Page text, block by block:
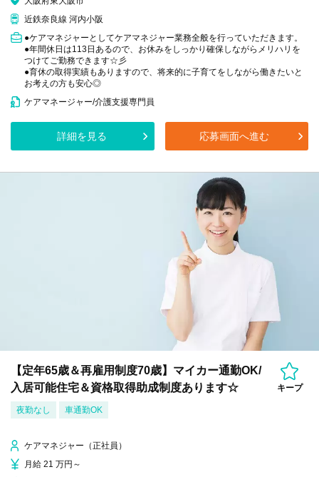
近鉄奈良線 河内小阪
●ケアマネジャーとしてケアマネジャー業務全般を行っていただきます。
●年間休日は113日あるので、お休みをしっかり確保しながらメリハリを
つけてご勤務できます☆彡
●育休の取得実績もありますので、将来的に子育てをしながら働きたいと
お考えの方も安心◎
ケアマネージャー/介護支援専門員
詳細を見る 応募画面へ進む
【定年65歳＆再雇用制度70歳】マイカー通勤OK/
入居可能住宅＆資格取得助成制度あります☆
キープ
夜勤なし 車通勤OK
ケアマネジャー（正社員）
月給 21 万円～